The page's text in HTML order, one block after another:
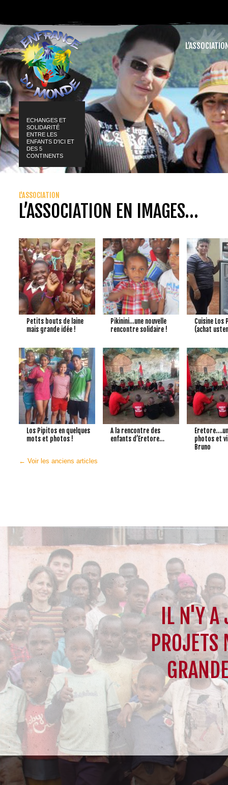
ECHANGES ET
SOLIDARITÉ
ENTRE LES
ENFANTS D'ICI ET
DES 5
CONTINENTS
L'ASSOCIATION
L’ASSOCIATION EN IMAGES…
+
Petits bouts de laine
mais grande idée !
+
Pikinini…une nouvelle
rencontre solidaire !
Cuisine Los
(achat
+
Los Pipitos en quelques
mots et photos !
+
A la rencontre des
enfants d’Eretore…
photos et
Bruno
POSTS
← Voir les anciens articles
IL N'Y A
PROJETS